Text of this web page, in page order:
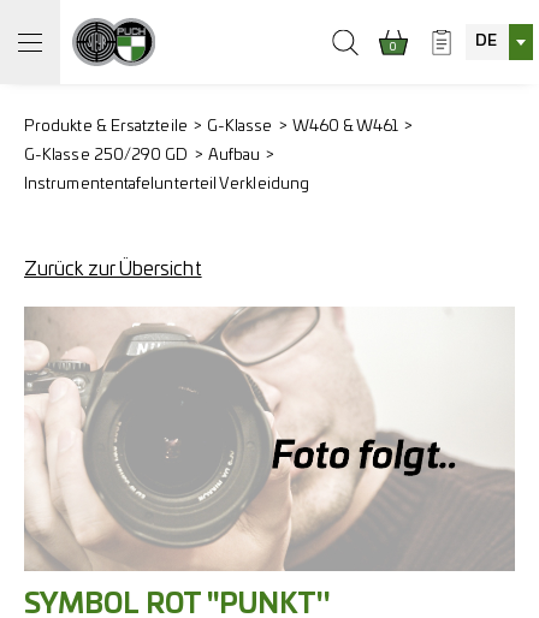
0 DE
Produkte & Ersatzteile G-Klasse
W460 & W461
G-Klasse 250/290 GD
Aufbau
Instrumententafelunterteil Verkleidung
Zurück zur Übersicht
SYMBOL ROT ''PUNKT''